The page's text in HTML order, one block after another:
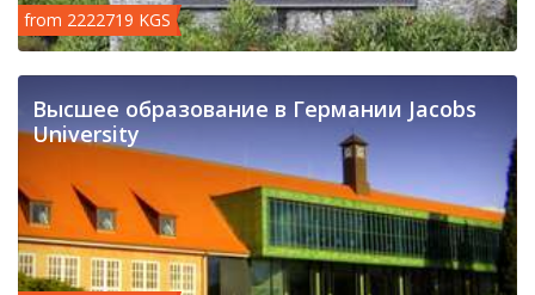
from 2222719 KGS
Высшее образование в Германии Jacobs
University